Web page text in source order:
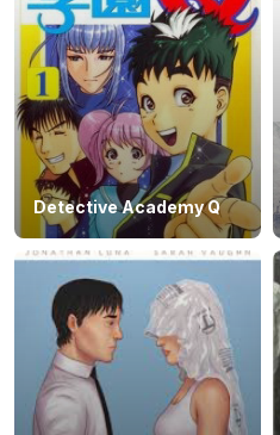
Detective Academy Q